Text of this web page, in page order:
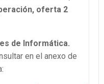
oferta 2
de Informática.
en el anexo de